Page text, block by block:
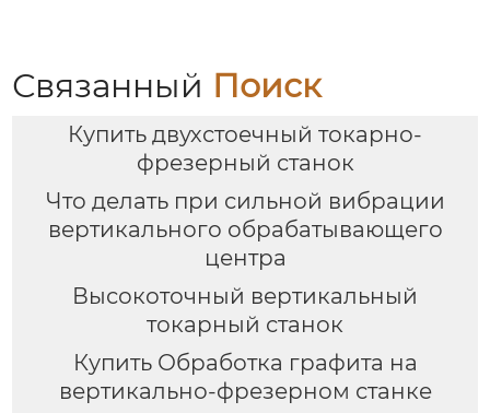
Связанный Поиск
Купить двухстоечный токарно-
фрезерный станок
Что делать при сильной вибрации
вертикального обрабатывающего
центра
Высокоточный вертикальный
токарный станок
Купить Обработка графита на
вертикально-фрезерном станке